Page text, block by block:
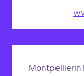
Montpellierin